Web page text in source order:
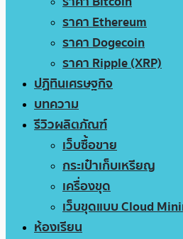
ราคา Ethereum
ราคา Dogecoin
ราคา Ripple (XRP)
ปฏิทินเศรษฐกิจ
บทความ
รีวิวผลิตภัณฑ์
เว็บซื้อขาย
กระเป๋าเก็บเหรียญ
เครื่องขุด
เว็บขุดแบบ Cloud
ห้องเรียน